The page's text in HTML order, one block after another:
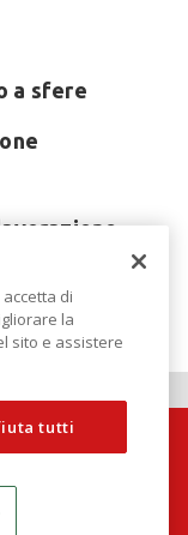
a sfere
2026?
di
la
sito e assistere
tutti